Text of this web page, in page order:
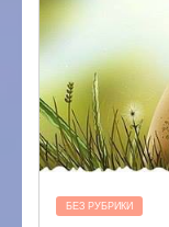
БЕЗ РУБРИКИ